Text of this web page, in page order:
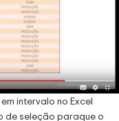
intervalo no Excel
de seleção paraque o